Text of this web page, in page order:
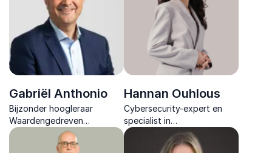
duurzame verandering voor
impactvolle organisaties.
kansen creëren vanuit
uitdagingen.
Gabriël Anthonio
Bijzonder hoogleraar
Waardengedreven
Leiderschap, transformative
spreker over inclusieve
Hannan Ouhlous
Cybersecurity-expert en
specialist in
gedragsverandering. Leer
cyberdreigingen te